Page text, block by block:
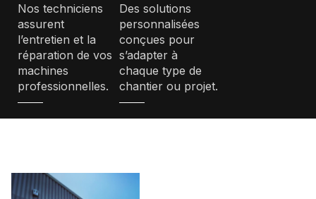
Nos techniciens
assurent
l’entretien et la
réparation de vos
machines
professionnelles.
Des solutions
personnalisées
conçues pour
s’adapter à
chaque type de
chantier ou projet.